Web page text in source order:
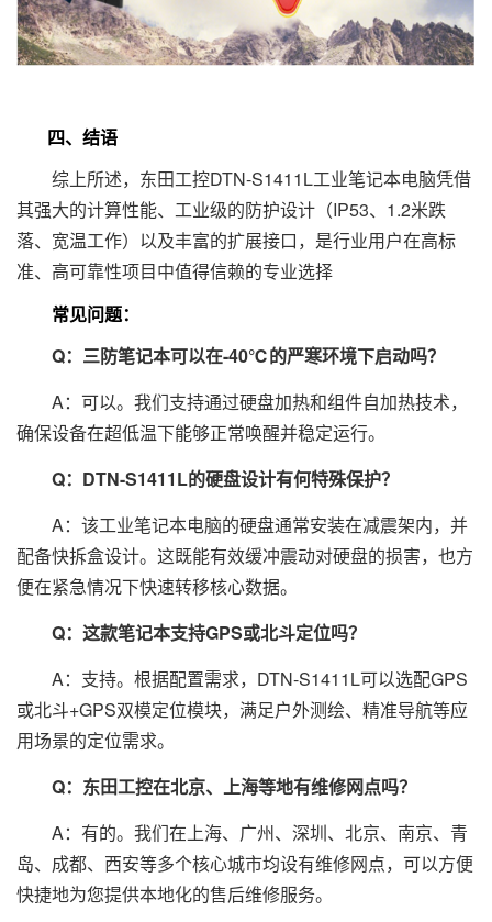
四、结语
综上所述，东田工控DTN-S1411L工业笔记本电脑凭借
其强大的计算性能、工业级的防护设计（IP53、1.2米跌
落、宽温工作）以及丰富的扩展接口，是行业用户在高标
准、高可靠性项目中值得信赖的专业选择
常见问题：
Q：三防笔记本可以在-40℃的严寒环境下启动吗？
A：可以。我们支持通过硬盘加热和组件自加热技术，
确保设备在超低温下能够正常唤醒并稳定运行。
Q：DTN-S1411L的硬盘设计有何特殊保护？
A：该工业笔记本电脑的硬盘通常安装在减震架内，并
配备快拆盒设计。这既能有效缓冲震动对硬盘的损害，也方
便在紧急情况下快速转移核心数据。
Q：这款笔记本支持GPS或北斗定位吗？
A：支持。根据配置需求，DTN-S1411L可以选配GPS
或北斗+GPS双模定位模块，满足户外测绘、精准导航等应
用场景的定位需求。
Q：东田工控在北京、上海等地有维修网点吗？
A：有的。我们在上海、广州、深圳、北京、南京、青
岛、成都、西安等多个核心城市均设有维修网点，可以方便
快捷地为您提供本地化的售后维修服务。